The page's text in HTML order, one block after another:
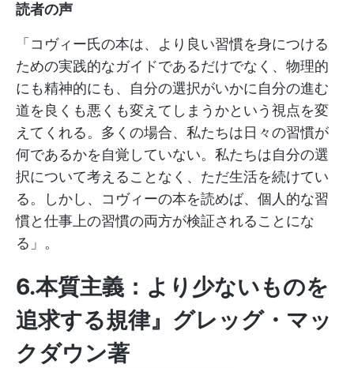
読者の声
「コヴィー氏の本は、より良い習慣を身につける
ための実践的なガイドであるだけでなく、物理的
にも精神的にも、自分の選択がいかに自分の進む
道を良くも悪くも変えてしまうかという視点を変
えてくれる。多くの場合、私たちは日々の習慣が
何であるかを自覚していない。私たちは自分の選
択について考えることなく、ただ生活を続けてい
る。しかし、コヴィーの本を読めば、個人的な習
慣と仕事上の習慣の両方が検証されることにな
る」。
6.本質主義：より少ないものを
追求する規律』グレッグ・マッ
クダウン著